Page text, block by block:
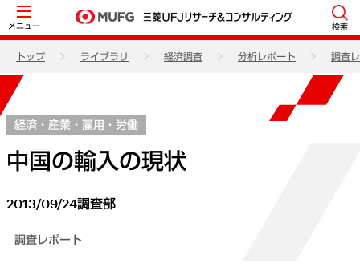
メニュー 検索
トップ ライブラリ 経済調査 分析レポート 調査
経済・産業・雇用・労働
中国の輸入の現状
2013/09/24調査部
調査レポート